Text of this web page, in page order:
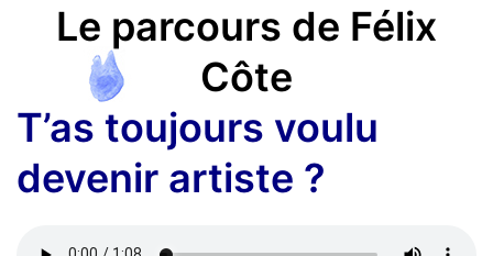
Le parcours de Félix
Côte
T’as toujours voulu
devenir artiste ?